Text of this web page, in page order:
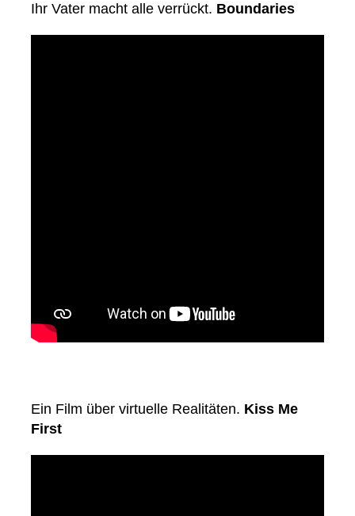
Ihr Vater macht alle verrückt. Boundaries
Ein Film über virtuelle Realitäten. Kiss Me
First